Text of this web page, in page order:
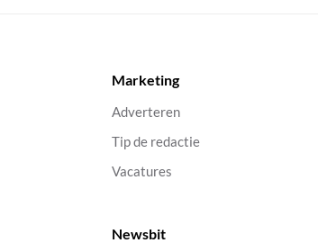
Marketing
Adverteren
Tip de redactie
Vacatures
Newsbit